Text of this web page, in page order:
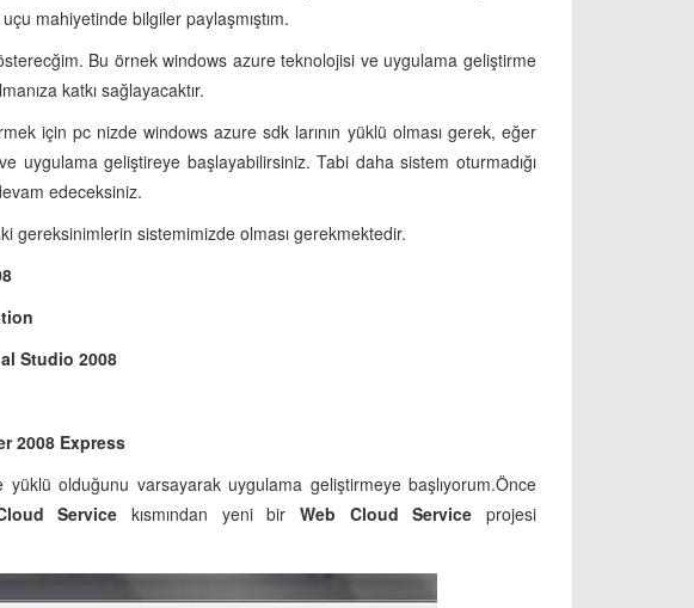
mahiyetinde bilgiler paylaşmıştım.
Bu örnek windows azure teknolojisi ve uygulama geliştirme
katkı sağlayacaktır.
için pc nizde windows azure sdk larının yüklü olması gerek, eğer
uygulama geliştireye başlayabilirsiniz. Tabi daha sistem oturmadığı
edeceksiniz.
gereksinimlerin sistemimizde olması gerekmektedir.
Studio 2008
2008 Express
olduğunu varsayarak uygulama geliştirmeye başlıyorum.Önce
Service kısmından yeni birWeb Cloud Service projesi